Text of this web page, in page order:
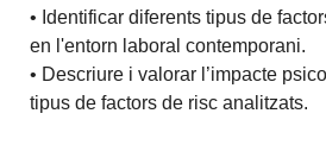
• Identificar diferents tipus de
en l'entorn laboral contemporani.
• Descriure i valorar l’impacte
tipus de factors de risc analitzats.